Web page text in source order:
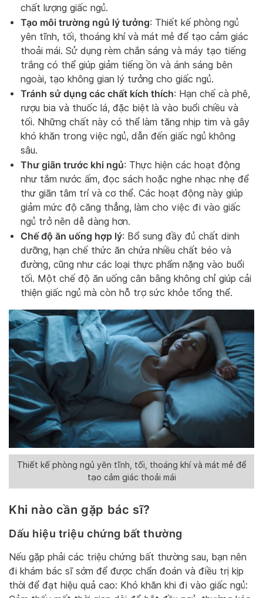
chất lượng giấc ngủ.
Tạo môi trường ngủ lý tưởng: Thiết kế phòng ngủ
yên tĩnh, tối, thoáng khí và mát mẻ để tạo cảm giác
thoải mái. Sử dụng rèm chắn sáng và máy tạo tiếng
trắng có thể giúp giảm tiếng ồn và ánh sáng bên
ngoài, tạo không gian lý tưởng cho giấc ngủ.
Tránh sử dụng các chất kích thích: Hạn chế cà phê,
rượu bia và thuốc lá, đặc biệt là vào buổi chiều và
tối. Những chất này có thể làm tăng nhịp tim và gây
khó khăn trong việc ngủ, dẫn đến giấc ngủ không
sâu.
Thư giãn trước khi ngủ: Thực hiện các hoạt động
như tắm nước ấm, đọc sách hoặc nghe nhạc nhẹ để
thư giãn tâm trí và cơ thể. Các hoạt động này giúp
giảm mức độ căng thẳng, làm cho việc đi vào giấc
ngủ trở nên dễ dàng hơn.
Chế độ ăn uống hợp lý: Bổ sung đầy đủ chất dinh
dưỡng, hạn chế thức ăn chứa nhiều chất béo và
đường, cũng như các loại thực phẩm nặng vào buổi
tối. Một chế độ ăn uống cân bằng không chỉ giúp cải
thiện giấc ngủ mà còn hỗ trợ sức khỏe tổng thể.
Thiết kế phòng ngủ yên tĩnh, tối, thoáng khí và mát mẻ để
tạo cảm giác thoải mái
Khi nào cần gặp bác sĩ?
Dấu hiệu triệu chứng bất thường
Nếu gặp phải các triệu chứng bất thường sau, bạn nên
đi khám bác sĩ sớm để được chẩn đoán và điều trị kịp
thời để đạt hiệu quả cao: Khó khăn khi đi vào giấc ngủ: